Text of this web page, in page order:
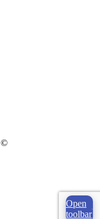
כל הזכויות שמורות לאליאנס - סוכנות לביטוח ©
Open
toolbar